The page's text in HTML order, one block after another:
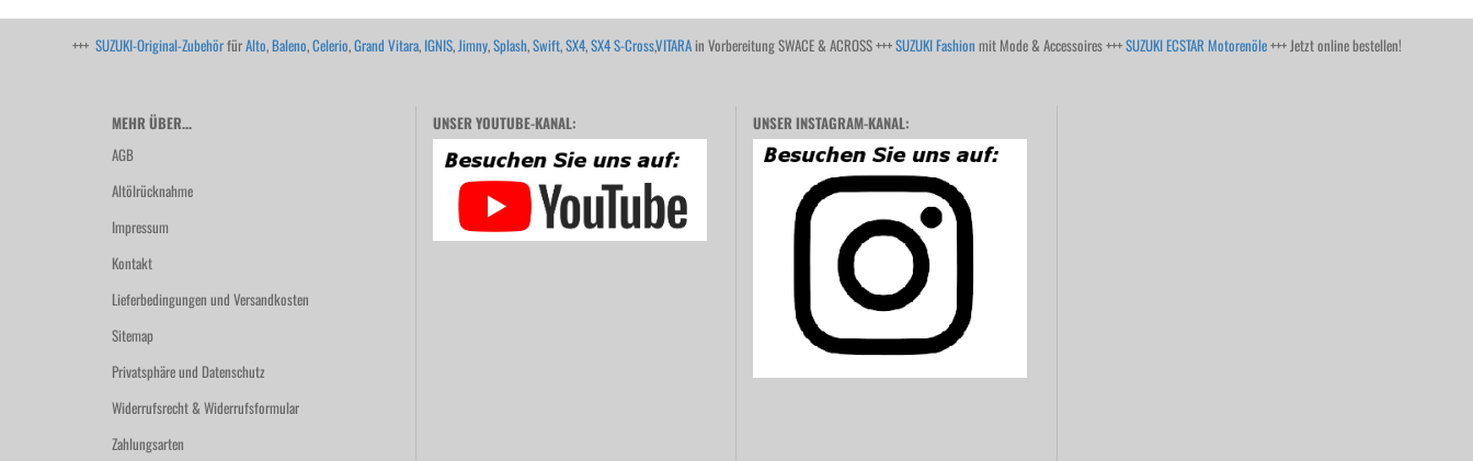
+++ SUZUKI-Original-ZubehörfürAlto,Baleno,Celerio,Grand Vitara, IGNIS,Jimny,Splash,Swift,SX4,SX4 S-Cross,VITARAin Vorbereitung SWACE & ACROSS +++SUZUKI Fashion mit Mode & Accessoires +++SUZUKI ECSTAR Motorenöle+++ Jetzt online bestellen!
MEHR ÜBER...
AGB
Altölrücknahme
Impressum
Kontakt
Lieferbedingungen und Versandkosten
Sitemap
Privatsphäre und Datenschutz
Widerrufsrecht & Widerrufsformular
Zahlungsarten
UNSER YOUTUBE-KANAL: UNSER INSTAGRAM-KANAL: